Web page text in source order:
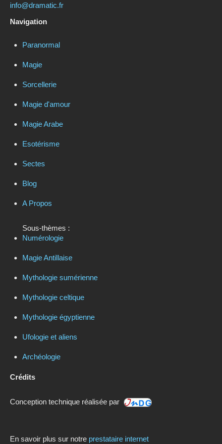
info@dramatic.fr
Navigation
Paranormal
Magie
Sorcellerie
Magie d'amour
Magie Arabe
Esotérisme
Sectes
Blog
A Propos
Sous-thèmes :
Numérologie
Magie Antillaise
Mythologie sumérienne
Mythologie celtique
Mythologie égyptienne
Ufologie et aliens
Archéologie
Crédits
Conception technique réalisée par
En savoir plus sur notre prestataire internet